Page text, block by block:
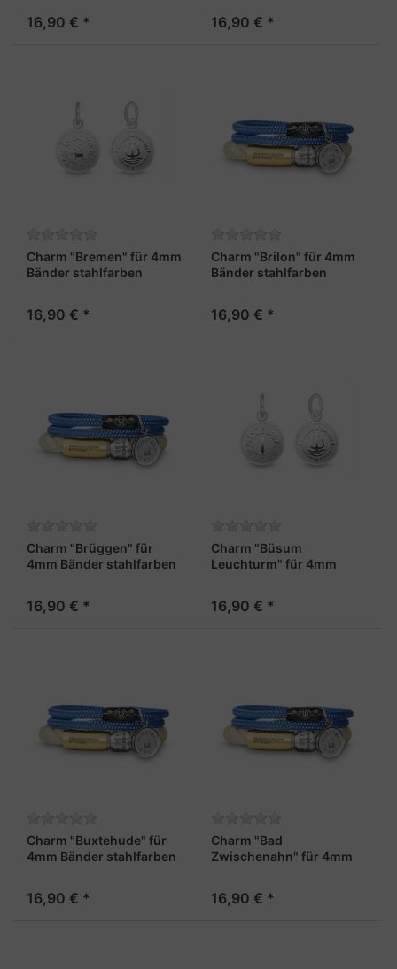
16,90 € * 16,90 € *
Charm "Bremen" für 4mm
Bänder stahlfarben
16,90 € *
Charm "Brilon" für 4mm
Bänder stahlfarben
16,90 € *
Charm "Brüggen" für
4mm Bänder stahlfarben
16,90 € *
Charm "Büsum
Leuchturm" für 4mm
16,90 € *
Charm "Buxtehude" für
4mm Bänder stahlfarben
16,90 € *
Charm "Bad
Zwischenahn" für 4mm
16,90 € *